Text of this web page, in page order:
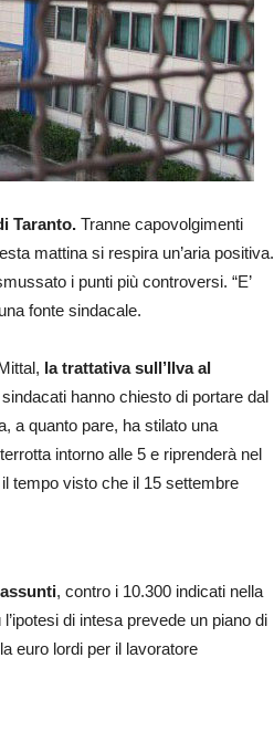
Taranto. Tranne capovolgimenti
mattina si respira un’aria positiva.
i punti più controversi. “E’
fonte sindacale.
la trattativa sull’Ilva al
sindacati hanno chiesto di portare dal
a quanto pare, ha stilato una
intorno alle 5 e riprenderà nel
tempo visto che il 15 settembre
, contro i 10.300 indicati nella
di intesa prevede un piano di
euro lordi per il lavoratore